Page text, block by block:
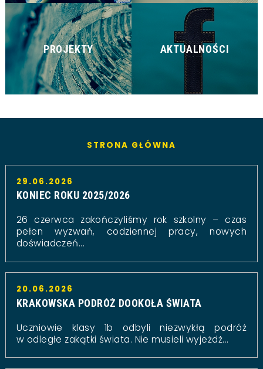
PROJEKTY AKTUALNOŚCI
STRONA GŁÓWNA
29.06.2026
KONIEC ROKU 2025/2026
26 czerwca zakończyliśmy rok szkolny – czas
pełen wyzwań, codziennej pracy, nowych
doświadczeń...
20.06.2026
KRAKOWSKA PODRÓŻ DOOKOŁA ŚWIATA
Uczniowie klasy 1b odbyli niezwykłą podróż
w odległe zakątki świata. Nie musieli wyjeżdż...